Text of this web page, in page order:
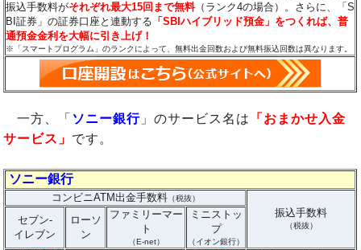
振込手数料がそれぞれ最大15回まで無料（ランク4の場合）。さらに、「S
BI証券」の証券口座と連動する 「SBIハイブリッド預金」をつくれば、普
通預金金利を大幅に引き上げ！
※「スマートプログラム」のランクによって、無料出金回数および無料振込回数は異なります。
一方、「 ソニー銀行 」のサービス名は
「おまかせ入金
サービス」 です。
ソニー銀行
コンビニATM出金手数料（税抜）
振込手数料
（税抜）
セブン-
イレブン
ローソ
ン
ファミリーマー
ト
（E-net）
ミニストッ
プ
（イオン銀行）